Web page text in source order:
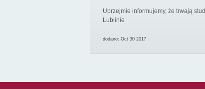
Uprzejmie informujemy, że trwają
Lublinie
dodano: Oct 30 2017